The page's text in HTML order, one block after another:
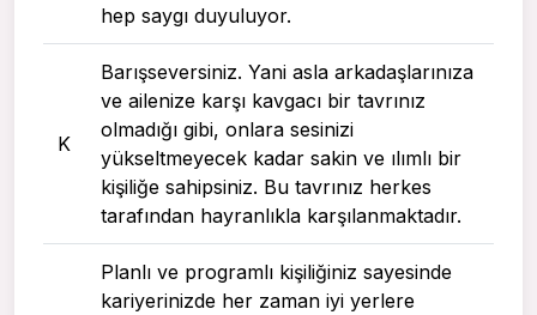
hep saygı duyuluyor.
K
Barışseversiniz. Yani asla arkadaşlarınıza
ve ailenize karşı kavgacı bir tavrınız
olmadığı gibi, onlara sesinizi
yükseltmeyecek kadar sakin ve ılımlı bir
kişiliğe sahipsiniz. Bu tavrınız herkes
tarafından hayranlıkla karşılanmaktadır.
Planlı ve programlı kişiliğiniz sayesinde
kariyerinizde her zaman iyi yerlere